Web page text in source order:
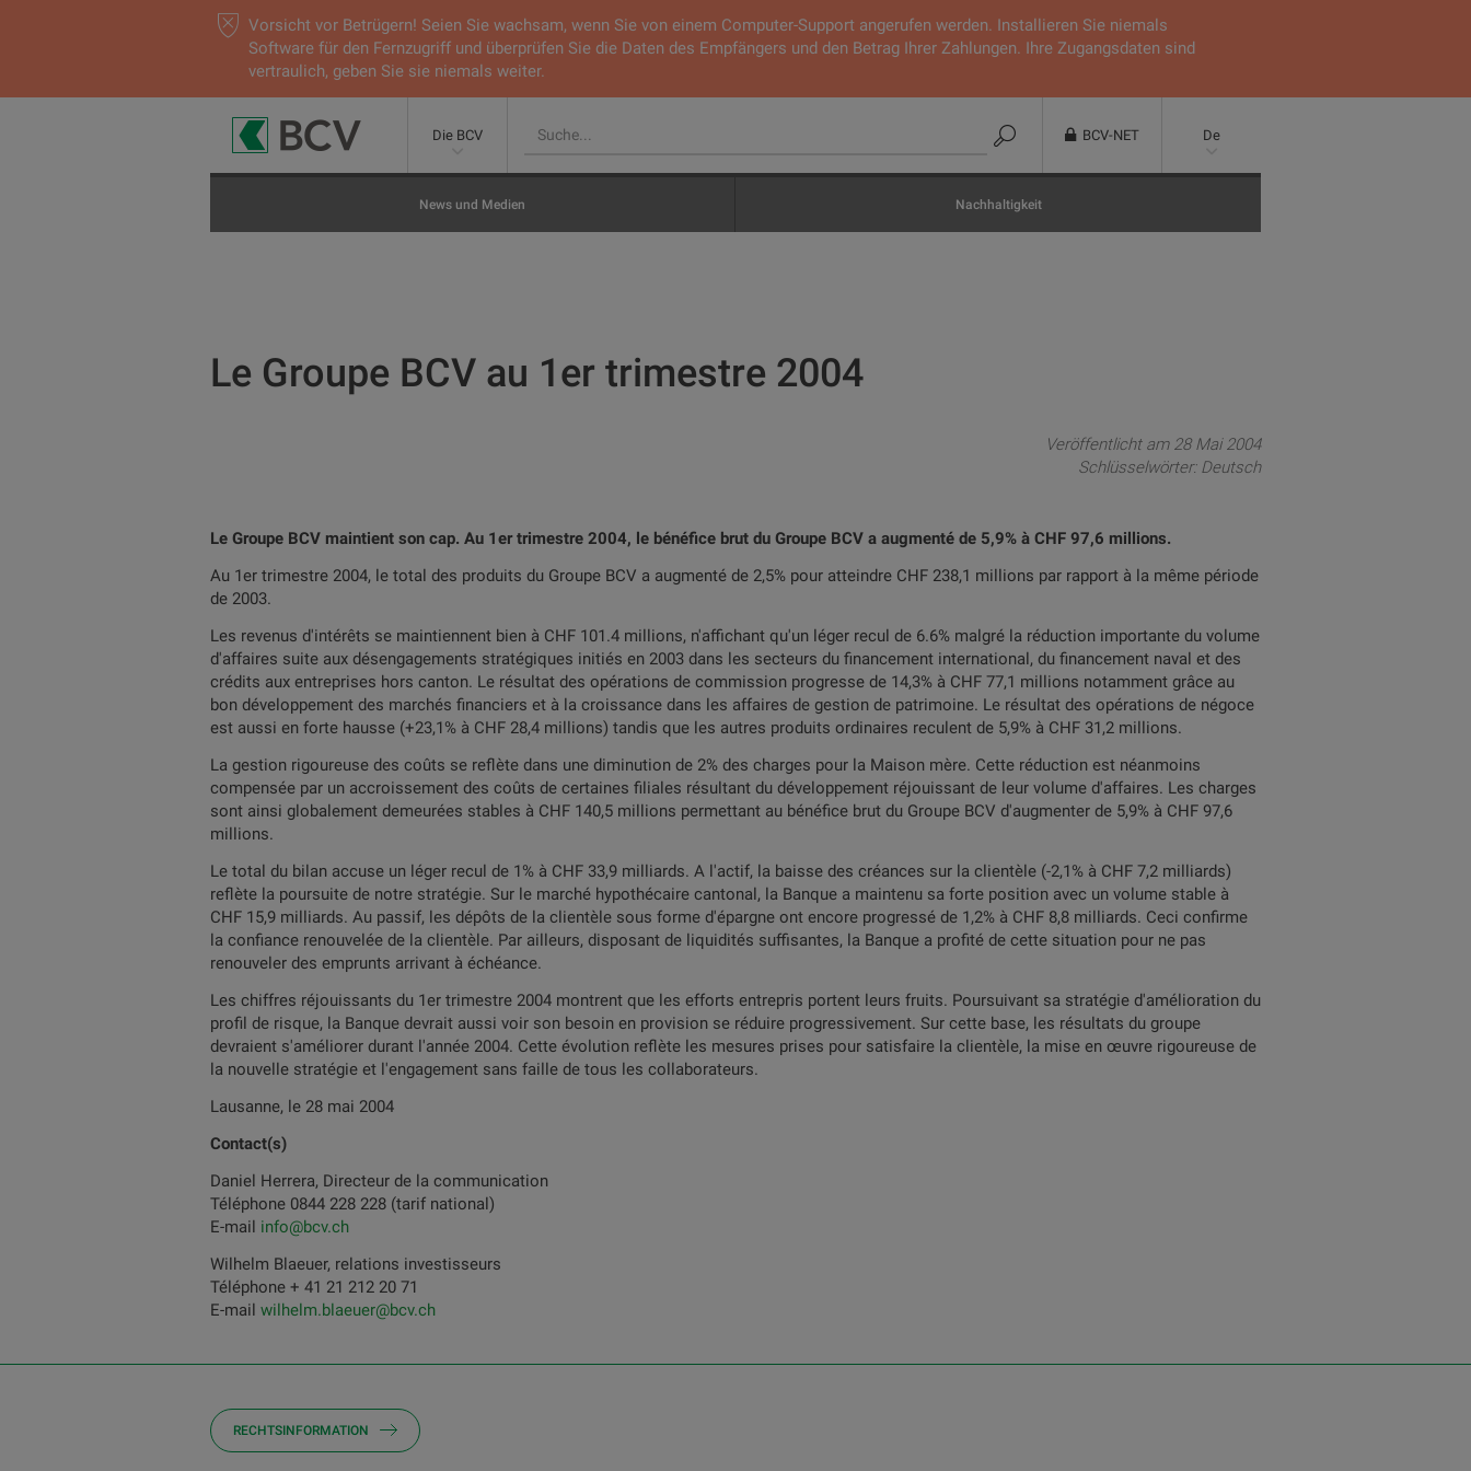
Vorsicht vor Betrügern! Seien Sie wachsam, wenn Sie von einem Computer-Support angerufen werden. Installieren Sie niemals
Software für den Fernzugriff und überprüfen Sie die Daten des Empfängers und den Betrag Ihrer Zahlungen. Ihre Zugangsdaten sind
vertraulich, geben Sie sie niemals weiter.
Die BCV BCV-NET De
News und Medien Nachhaltigkeit
Le Groupe BCV au 1er trimestre 2004
Veröffentlicht am 28 Mai 2004
Schlüsselwörter: Deutsch
Le Groupe BCV maintient son cap. Au 1er trimestre 2004, le bénéfice brut du Groupe BCV a augmenté de 5,9% à CHF 97,6 millions.
Au 1er trimestre 2004, le total des produits du Groupe BCV a augmenté de 2,5% pour atteindre CHF 238,1 millions par rapport à la même période
de 2003.
Les revenus d'intérêts se maintiennent bien à CHF 101.4 millions, n'affichant qu'un léger recul de 6.6% malgré la réduction importante du volume
d'affaires suite aux désengagements stratégiques initiés en 2003 dans les secteurs du financement international, du financement naval et des
crédits aux entreprises hors canton. Le résultat des opérations de commission progresse de 14,3% à CHF 77,1 millions notamment grâce au
bon développement des marchés financiers et à la croissance dans les affaires de gestion de patrimoine. Le résultat des opérations de négoce
est aussi en forte hausse (+23,1% à CHF 28,4 millions) tandis que les autres produits ordinaires reculent de 5,9% à CHF 31,2 millions.
La gestion rigoureuse des coûts se reflète dans une diminution de 2% des charges pour la Maison mère. Cette réduction est néanmoins
compensée par un accroissement des coûts de certaines filiales résultant du développement réjouissant de leur volume d'affaires. Les charges
sont ainsi globalement demeurées stables à CHF 140,5 millions permettant au bénéfice brut du Groupe BCV d'augmenter de 5,9% à CHF 97,6
millions.
Le total du bilan accuse un léger recul de 1% à CHF 33,9 milliards. A l'actif, la baisse des créances sur la clientèle (-2,1% à CHF 7,2 milliards)
reflète la poursuite de notre stratégie. Sur le marché hypothécaire cantonal, la Banque a maintenu sa forte position avec un volume stable à
CHF 15,9 milliards. Au passif, les dépôts de la clientèle sous forme d'épargne ont encore progressé de 1,2% à CHF 8,8 milliards. Ceci confirme
la confiance renouvelée de la clientèle. Par ailleurs, disposant de liquidités suffisantes, la Banque a profité de cette situation pour ne pas
renouveler des emprunts arrivant à échéance.
Les chiffres réjouissants du 1er trimestre 2004 montrent que les efforts entrepris portent leurs fruits. Poursuivant sa stratégie d'amélioration du
profil de risque, la Banque devrait aussi voir son besoin en provision se réduire progressivement. Sur cette base, les résultats du groupe
devraient s'améliorer durant l'année 2004. Cette évolution reflète les mesures prises pour satisfaire la clientèle, la mise en œuvre rigoureuse de
la nouvelle stratégie et l'engagement sans faille de tous les collaborateurs.
Lausanne, le 28 mai 2004
Contact(s)
Daniel Herrera, Directeur de la communication
Téléphone 0844 228 228 (tarif national)
E-mail info@bcv.ch
Wilhelm Blaeuer, relations investisseurs
Téléphone + 41 21 212 20 71
E-mail wilhelm.blaeuer@bcv.ch
RECHTSINFORMATION